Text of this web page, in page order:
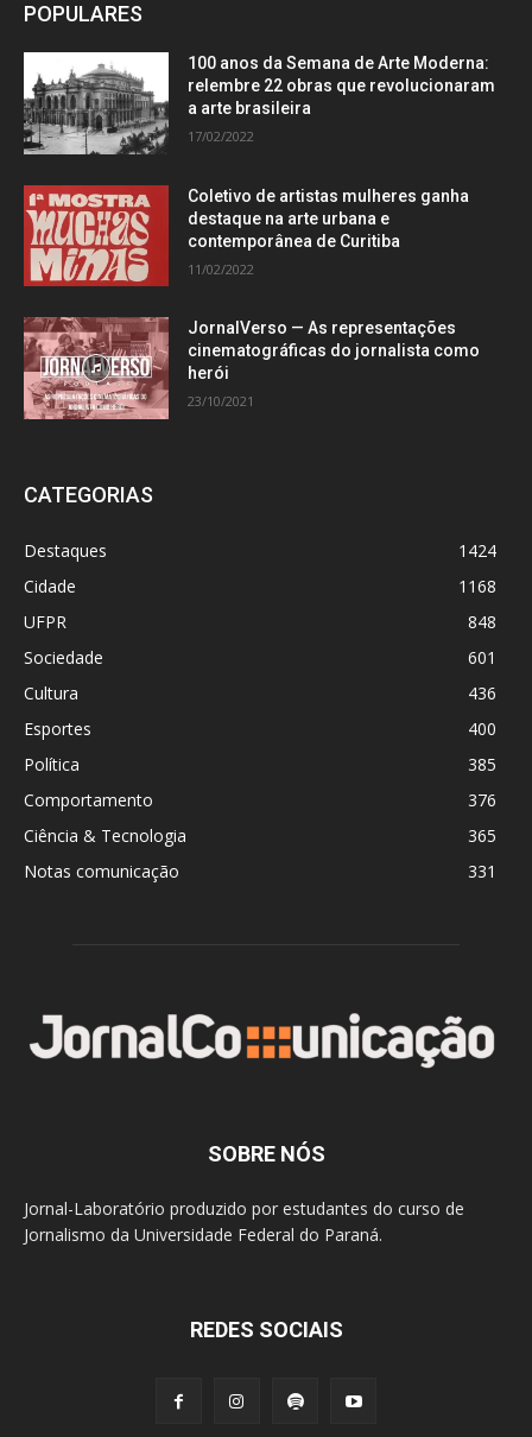
POPULARES
100 anos da Semana de Arte Moderna:
relembre 22 obras que revolucionaram
a arte brasileira
17/02/2022
Coletivo de artistas mulheres ganha
destaque na arte urbana e
contemporânea de Curitiba
11/02/2022
JornalVerso — As representações
cinematográficas do jornalista como
herói
23/10/2021
CATEGORIAS
Destaques
1424
Cidade
1168
UFPR
848
Sociedade
601
Cultura
436
Esportes
400
Política
385
Comportamento
376
Ciência & Tecnologia
365
Notas comunicação
331
SOBRE NÓS
Jornal-Laboratório produzido por estudantes do curso de
Jornalismo da Universidade Federal do Paraná.
REDES SOCIAIS